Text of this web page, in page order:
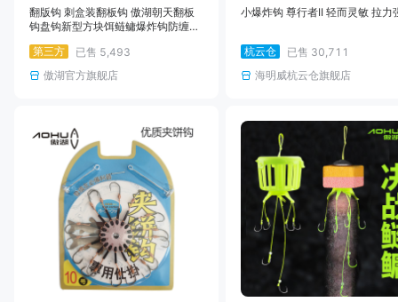
翻版钩 刺盒装翻板钩 傲湖朝天翻板
钩盘钩新型方块饵鲢鳙爆炸钩防缠绕
第三方
已售 5,493
傲湖官方旗舰店
小爆炸钩 尊行者II 轻而灵敏 拉力
杭云仓 已售 30,711
海明威杭云仓旗舰店